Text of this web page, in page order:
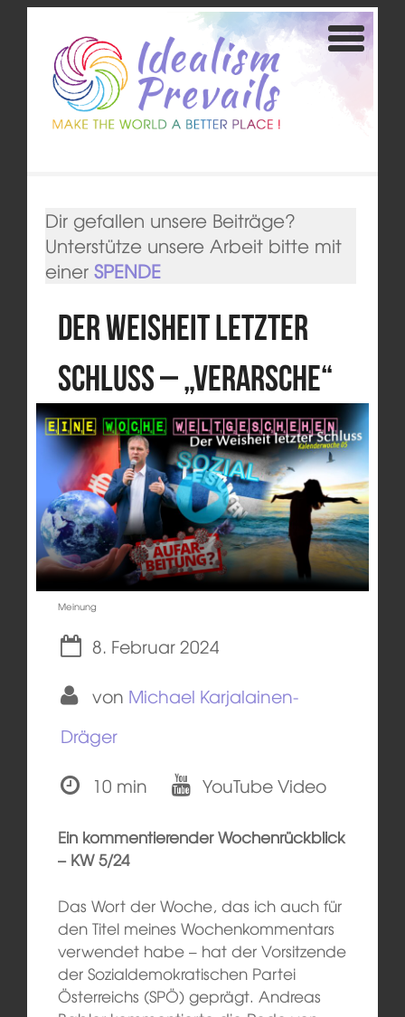
Dir gefallen unsere Beiträge?
Unterstütze unsere Arbeit bitte mit
einer SPENDE
Der Weisheit letzter
Schluss – „Verarsche“
Meinung
8. Februar 2024
von Michael Karjalainen-
Dräger
10 min
YouTube Video
Ein kommentierender Wochenrückblick
– KW 5/24
Das Wort der Woche, das ich auch für
den Titel meines Wochenkommentars
verwendet habe – hat der Vorsitzende
der Sozialdemokratischen Partei
Österreichs (SPÖ) geprägt. Andreas